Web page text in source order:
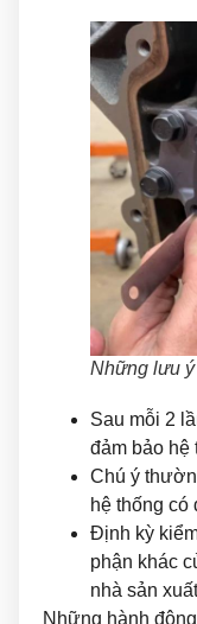
Những lưu
Sau mỗi 2
đảm bảo hệ
Chú ý
hệ thống có
Định kỳ
phận khác
nhà sản
Những hành